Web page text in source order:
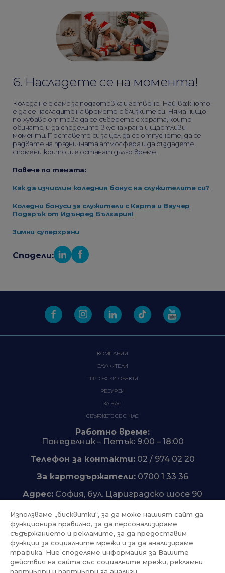
6. Насладете се на момента!
Коледа не е само за подготовка и готвене. Най-важното
е да се насладите на времето с близките си. Няма нищо
по-хубаво от това да се съберете с хората, които
обичате, и да споделите вкусна храна и щастливи
моменти. Поставете си за цел да се отпуснете, да се
радвате на празничната атмосфера и да създадете
спомени, които ще останат дълго време.
Повече по темата:
Как да изчислим коледния бонус на служителите си?
Коледни бонуси за служители с Карта и Ваучер
Подарък от Идънред България!
Зимни суперхрани
Сподели:
КОМПАНИИ
СЛУЖИТЕЛИ
ТЪРГОВСКИ ОБЕКТИ
РЕСУРСИ
ЗА НАС
СВЪРЖЕТЕ СЕ С НАС
Работно време:
Понеделник – Петък: 9:00 – 18:00
Телефон за контакти:02 / 974 02 20
За картодържатели: 0700 1 33 36
Адрес: София, бул. Цариградско шосе 90
Trustpilot
Използваме „бисквитки“, за да може нашият сайт да
функционира правилно, за да персонализираме
съдържанието и рекламите, за да предоставим
функции за социалните мрежи и за да анализираме
трафика. Ние споделяме информация за Вашите
действия на сайта със социалните мрежи, рекламни